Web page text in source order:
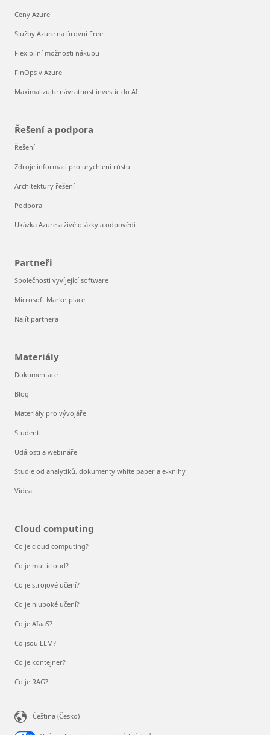
Ceny Azure
Služby Azure na úrovni Free
Flexibilní možnosti nákupu
FinOps v Azure
Maximalizujte návratnost investic do AI
Řešení a podpora
Řešení
Zdroje informací pro urychlení růstu
Architektury řešení
Podpora
Ukázka Azure a živé otázky a odpovědi
Partneři
Společnosti vyvíjející software
Microsoft Marketplace
Najít partnera
Materiály
Dokumentace
Blog
Materiály pro vývojáře
Studenti
Události a webináře
Studie od analytiků, dokumenty white paper a e-knihy
Videa
Cloud computing
Co je cloud computing?
Co je multicloud?
Co je strojové učení?
Co je hluboké učení?
Co je AIaaS?
Co jsou LLM?
Co je kontejner?
Co je RAG?
Čeština (Česko)